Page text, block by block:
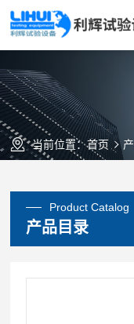
当前位置：首页
Product Catalog
产品目录